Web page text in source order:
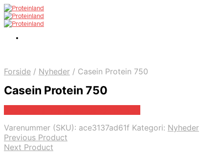
Forside / Nyheder / Casein Protein 750
Casein Protein 750
Varenummer (SKU): ace3137ad61f Kategori: Nyheder
Previous Product
Next Product